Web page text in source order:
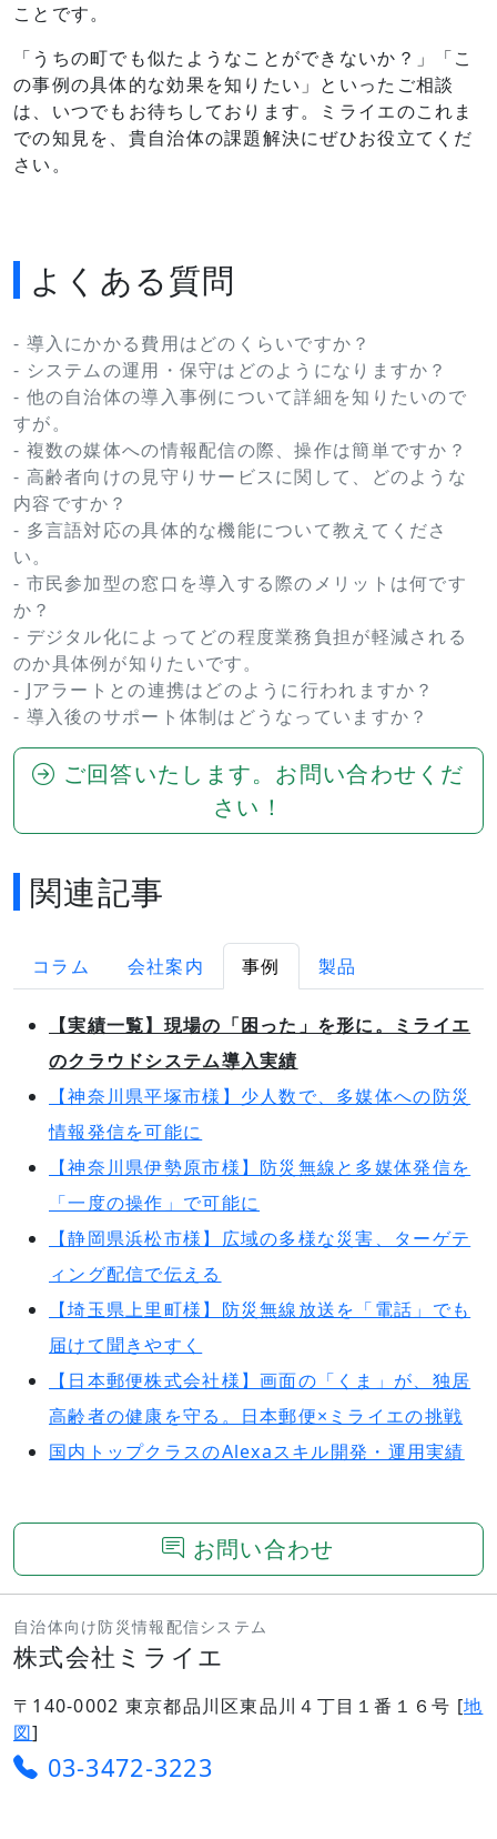
ことです。
「うちの町でも似たようなことができないか？」「こ
の事例の具体的な効果を知りたい」といったご相談
は、いつでもお待ちしております。ミライエのこれま
での知見を、貴自治体の課題解決にぜひお役立てくだ
さい。
よくある質問
- 導入にかかる費用はどのくらいですか？
- システムの運用・保守はどのようになりますか？
- 他の自治体の導入事例について詳細を知りたいので
すが。
- 複数の媒体への情報配信の際、操作は簡単ですか？
- 高齢者向けの見守りサービスに関して、どのような
内容ですか？
- 多言語対応の具体的な機能について教えてくださ
い。
- 市民参加型の窓口を導入する際のメリットは何です
か？
- デジタル化によってどの程度業務負担が軽減される
のか具体例が知りたいです。
- Jアラートとの連携はどのように行われますか？
- 導入後のサポート体制はどうなっていますか？
ご回答いたします。お問い合わせくだ
さい！
関連記事
コラム 会社案内 事例 製品
【実績一覧】現場の「困った」を形に。ミライエ
のクラウドシステム導入実績
【神奈川県平塚市様】少人数で、多媒体への防災
情報発信を可能に
【神奈川県伊勢原市様】防災無線と多媒体発信を
「一度の操作」で可能に
【静岡県浜松市様】広域の多様な災害、ターゲテ
ィング配信で伝える
【埼玉県上里町様】防災無線放送を「電話」でも
届けて聞きやすく
【日本郵便株式会社様】画面の「くま」が、独居
高齢者の健康を守る。日本郵便×ミライエの挑戦
国内トップクラスのAlexaスキル開発・運用実績
お問い合わせ
自治体向け防災情報配信システム
株式会社ミライエ
〒140-0002 東京都品川区東品川４丁目１番１６号 [地
図]
03-3472-3223